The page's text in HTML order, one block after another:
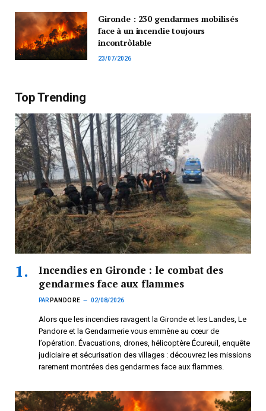
Gironde : 230 gendarmes mobilisés
face à un incendie toujours
incontrôlable
23/07/2026
Top Trending
Incendies en Gironde : le combat des
gendarmes face aux flammes
PAR PANDORE 02/08/2026
Alors que les incendies ravagent la Gironde et les Landes, Le
Pandore et la Gendarmerie vous emmène au cœur de
l’opération. Évacuations, drones, hélicoptère Écureuil, enquête
judiciaire et sécurisation des villages : découvrez les missions
rarement montrées des gendarmes face aux flammes.